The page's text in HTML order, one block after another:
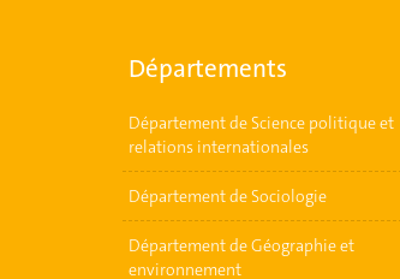
Départements
Département de Science politique et
relations internationales
Département de Sociologie
Département de Géographie et
environnement